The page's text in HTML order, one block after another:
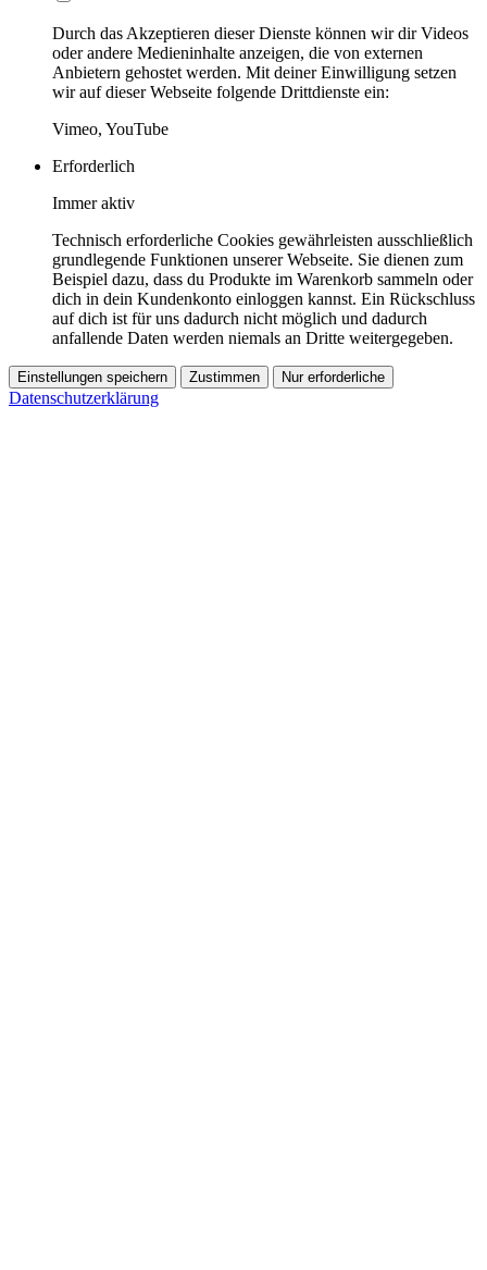
Durch das Akzeptieren dieser Dienste können wir dir Videos
oder andere Medieninhalte anzeigen, die von externen
Anbietern gehostet werden. Mit deiner Einwilligung setzen
wir auf dieser Webseite folgende Drittdienste ein:
Vimeo, YouTube
Erforderlich
Immer aktiv
Technisch erforderliche Cookies gewährleisten ausschließlich
grundlegende Funktionen unserer Webseite. Sie dienen zum
Beispiel dazu, dass du Produkte im Warenkorb sammeln oder
dich in dein Kundenkonto einloggen kannst. Ein Rückschluss
auf dich ist für uns dadurch nicht möglich und dadurch
anfallende Daten werden niemals an Dritte weitergegeben.
Einstellungen speichern Zustimmen Nur erforderliche
Datenschutzerklärung